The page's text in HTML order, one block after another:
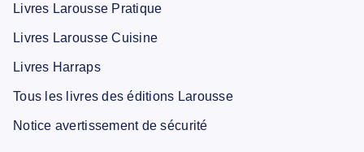
Livres Larousse Pratique
Livres Larousse Cuisine
Livres Harraps
Tous les livres des éditions Larousse
Notice avertissement de sécurité